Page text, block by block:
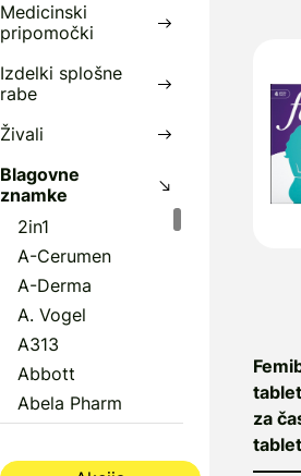
Medicinski
pripomočki
Izdelki splošne
rabe
Živali
Blagovne
znamke
2in1
A-Cerumen
A-Derma
A. Vogel
A313
Abbott
Abela Pharm
Aboca
za